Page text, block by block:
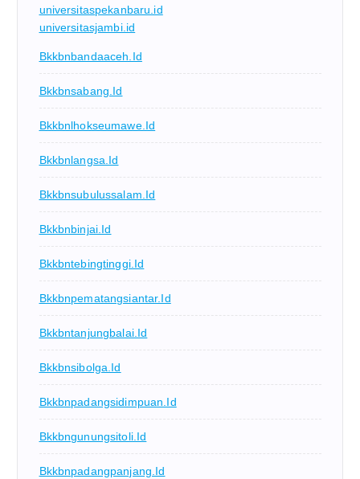
universitaspekanbaru.id
universitasjambi.id
Bkkbnbandaaceh.id
Bkkbnsabang.id
Bkkbnlhokseumawe.id
Bkkbnlangsa.id
Bkkbnsubulussalam.id
Bkkbnbinjai.id
Bkkbntebingtinggi.id
Bkkbnpematangsiantar.id
Bkkbntanjungbalai.id
Bkkbnsibolga.id
Bkkbnpadangsidimpuan.id
Bkkbngunungsitoli.id
Bkkbnpadangpanjang.id